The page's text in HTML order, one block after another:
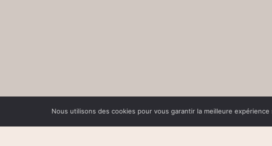
Nous utilisons des cookies pour vous garantir la meilleure